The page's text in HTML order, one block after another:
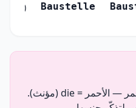
(Genitiv)
Baustelle
تخيّل "Baustelle" باللون الأحمر — الأحمر = die (مؤنث).